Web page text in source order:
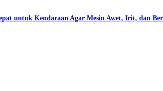
untuk Kendaraan Agar Mesin Awet, Irit, dan